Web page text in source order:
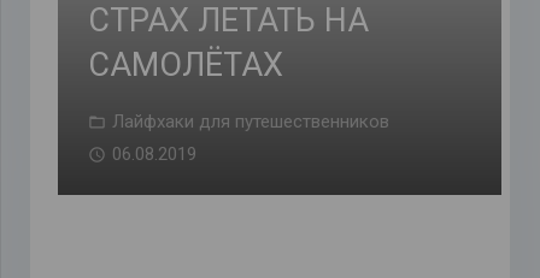
СТРАХ ЛЕТАТЬ НА
САМОЛЁТАХ
Лайфхаки для путешественников
06.08.2019